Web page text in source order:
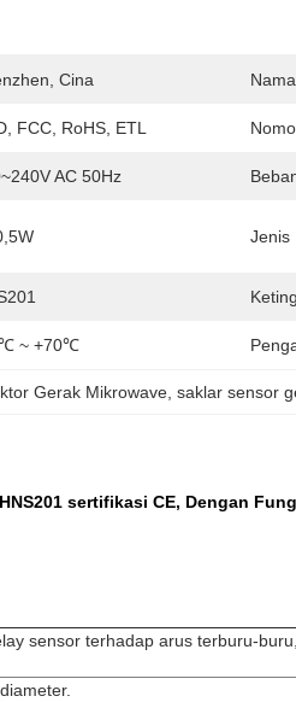
Cina
FCC, RoHS, ETL
AC 50Hz
Jenis
~ +70℃
Gerak Mikrowave , saklar sensor
sertifikasi CE, Dengan
sensor terhadap arus terburu-